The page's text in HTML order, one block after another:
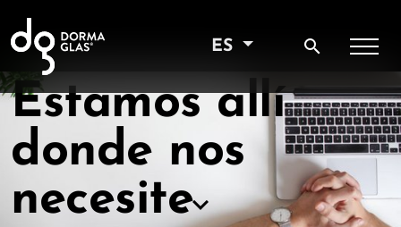
ES search
Estamos allí
donde nos
necesitekeyboard_arrow_down